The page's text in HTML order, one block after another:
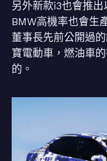
另外新款i3也會推
BMW高機率也會生
董事長先前公開過
寶電動車，燃油車
的。